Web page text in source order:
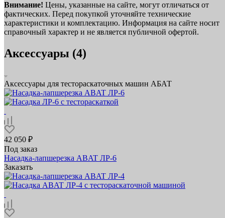
Внимание! Цены, указанные на сайте, могут отличаться от
фактических. Перед покупкой уточняйте технические
характеристики и комплектацию. Информация на сайте носит
справочный характер и не является публичной офертой.
Аксессуары (4)
Аксессуары для тестораскаточных машин АБАТ
42 050 ₽
Под заказ
Насадка‑лапшерезка ABAT ЛР‑6
Заказать